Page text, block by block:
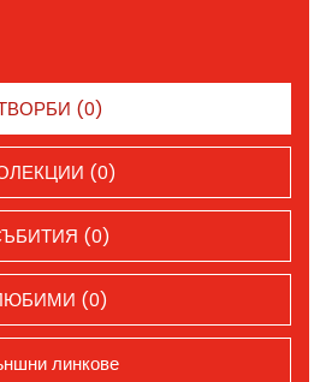
(0)
(0)
(0)
(0)
линкове